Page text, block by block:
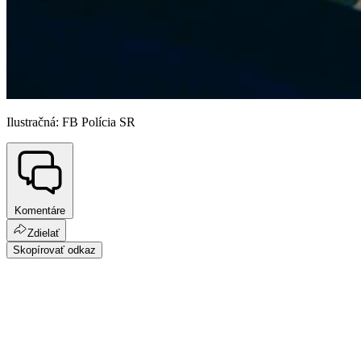
Ilustračná: FB Polícia SR
Komentáre
Zdielať
Skopírovať odkaz